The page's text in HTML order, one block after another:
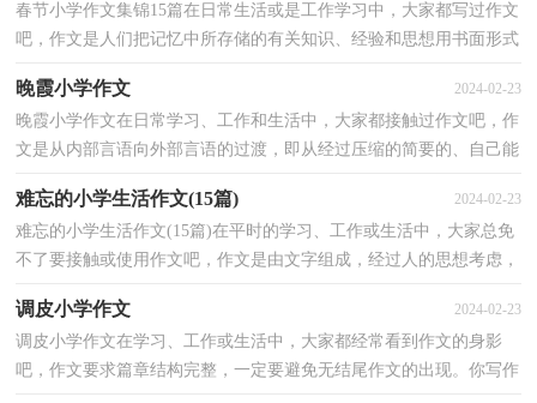
春节小学作文集锦15篇在日常生活或是工作学习中，大家都写过作文
吧，作文是人们把记忆中所存储的有关知识、经验和思想用书面形式
晚霞小学作文 2024-02-23
晚霞小学作文在日常学习、工作和生活中，大家都接触过作文吧，作
文是从内部言语向外部言语的过渡，即从经过压缩的简要的、自己能
难忘的小学生活作文(15篇) 2024-02-23
难忘的小学生活作文(15篇)在平时的学习、工作或生活中，大家总免
不了要接触或使用作文吧，作文是由文字组成，经过人的思想考虑，
调皮小学作文 2024-02-23
调皮小学作文在学习、工作或生活中，大家都经常看到作文的身影
吧，作文要求篇章结构完整，一定要避免无结尾作文的出现。你写作